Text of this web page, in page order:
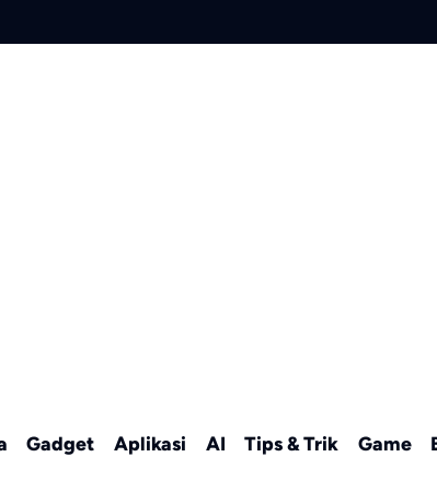
Gadget Aplikasi AI Tips & Trik Game